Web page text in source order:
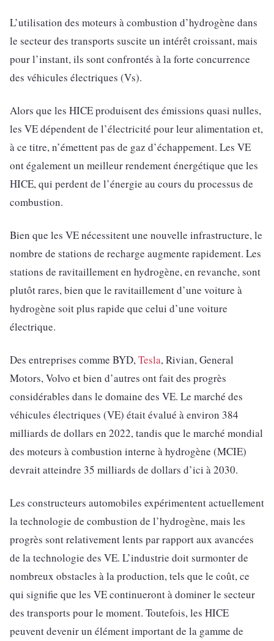
L’utilisation des moteurs à combustion d’hydrogène dans
le secteur des transports suscite un intérêt croissant, mais
pour l’instant, ils sont confrontés à la forte concurrence
des véhicules électriques (Vs).
Alors que les HICE produisent des émissions quasi nulles,
les VE dépendent de l’électricité pour leur alimentation et,
à ce titre, n’émettent pas de gaz d’échappement. Les VE
ont également un meilleur rendement énergétique que les
HICE, qui perdent de l’énergie au cours du processus de
combustion.
Bien que les VE nécessitent une nouvelle infrastructure, le
nombre de stations de recharge augmente rapidement. Les
stations de ravitaillement en hydrogène, en revanche, sont
plutôt rares, bien que le ravitaillement d’une voiture à
hydrogène soit plus rapide que celui d’une voiture
électrique.
Des entreprises comme BYD,Tesla, Rivian, General
Motors, Volvo et bien d’autres ont fait des progrès
considérables dans le domaine des VE. Le marché des
véhicules électriques (VE) était évalué à environ 384
milliards de dollars en 2022, tandis que le marché mondial
des moteurs à combustion interne à hydrogène (MCIE)
devrait atteindre 35 milliards de dollars d’ici à 2030.
Les constructeurs automobiles expérimentent actuellement
la technologie de combustion de l’hydrogène, mais les
progrès sont relativement lents par rapport aux avancées
de la technologie des VE. L’industrie doit surmonter de
nombreux obstacles à la production, tels que le coût, ce
qui signifie que les VE continueront à dominer le secteur
des transports pour le moment. Toutefois, les HICE
peuvent devenir un élément important de la gamme de